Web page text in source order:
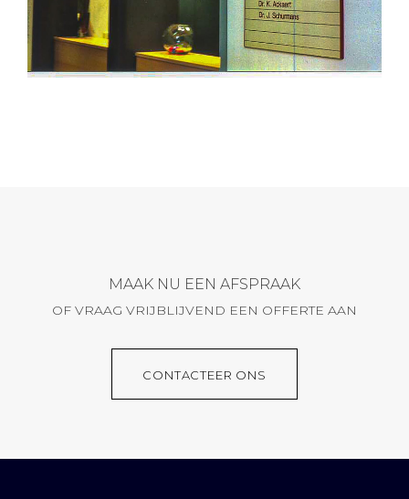
MAAK NU EEN AFSPRAAK
OF VRAAG VRIJBLIJVEND EEN OFFERTE AAN
CONTACTEER ONS